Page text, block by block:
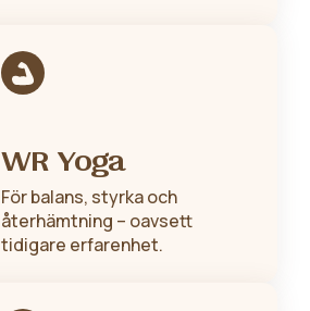
WR Yoga
För balans, styrka och
återhämtning – oavsett
tidigare erfarenhet.